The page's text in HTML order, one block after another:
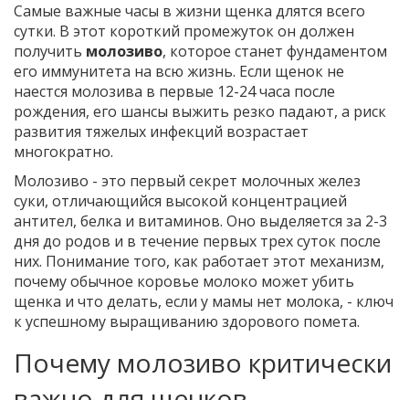
Самые важные часы в жизни щенка длятся всего
сутки. В этот короткий промежуток он должен
получить молозиво, которое станет фундаментом
его иммунитета на всю жизнь. Если щенок не
наестся молозива в первые 12-24 часа после
рождения, его шансы выжить резко падают, а риск
развития тяжелых инфекций возрастает
многократно.
Молозиво - это первый секрет молочных желез
суки, отличающийся высокой концентрацией
антител, белка и витаминов. Оно выделяется за 2-3
дня до родов и в течение первых трех суток после
них. Понимание того, как работает этот механизм,
почему обычное коровье молоко может убить
щенка и что делать, если у мамы нет молока, - ключ
к успешному выращиванию здорового помета.
Почему молозиво критически